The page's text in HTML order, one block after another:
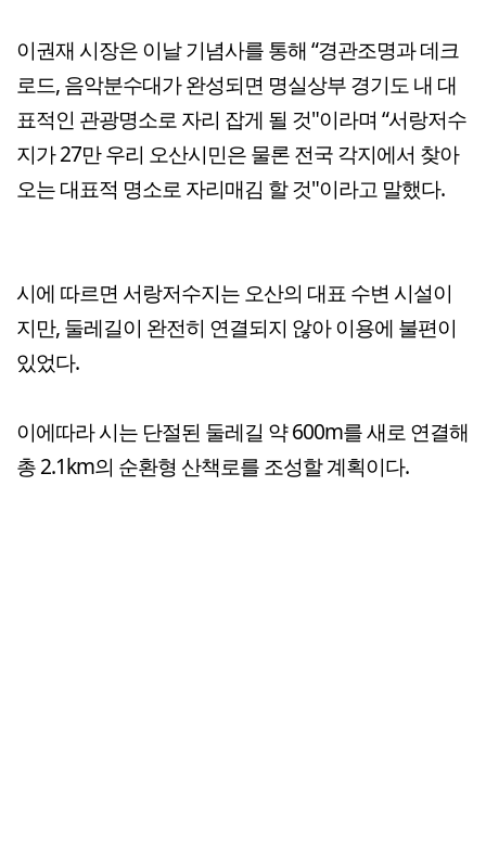
이권재 시장은 이날 기념사를 통해 “경관조명과 데크
로드, 음악분수대가 완성되면 명실상부 경기도 내 대
표적인 관광명소로 자리 잡게 될 것"이라며 “서랑저수
지가 27만 우리 오산시민은 물론 전국 각지에서 찾아
오는 대표적 명소로 자리매김 할 것"이라고 말했다.
시에 따르면 서랑저수지는 오산의 대표 수변 시설이
지만, 둘레길이 완전히 연결되지 않아 이용에 불편이
있었다.
이에따라 시는 단절된 둘레길 약 600m를 새로 연결해
총 2.1km의 순환형 산책로를 조성할 계획이다.